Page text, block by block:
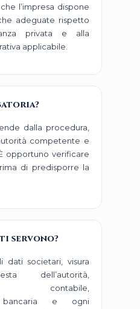
l’impresa dispone
adeguate rispetto
privata e alla
applicabile.
dalla procedura,
competente e
opportuno verificare
di predisporre la
servono?
dati societari, visura
dell’autorità,
contabile,
bancaria e ogni